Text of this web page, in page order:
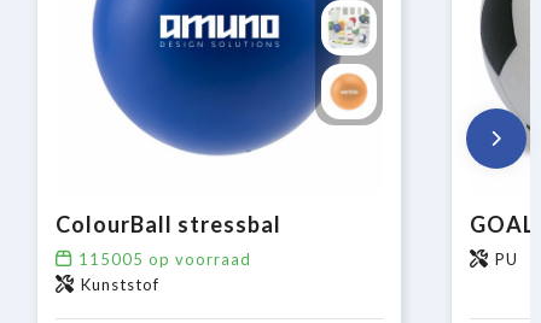
ColourBall stressbal
115005 op voorraad
Kunststof
PU